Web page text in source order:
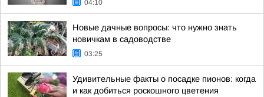
04:10
Новые дачные вопросы: что нужно знать
новичкам в садоводстве
03:25
Удивительные факты о посадке пионов: когда
и как добиться роскошного цветения